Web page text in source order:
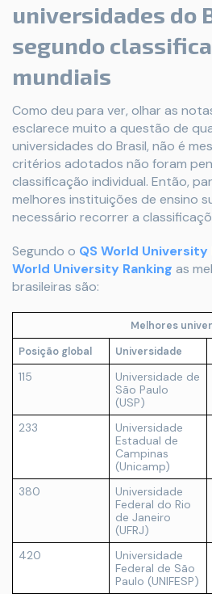
universidades do
segundo
mundiais
Como deu para ver, olhar as
esclarece muito a questão de
universidades do Brasil, não é
critérios adotados não foram
classificação individual. Então,
melhores instituições de ensino
necessário recorrer a
Segundo o QS World University
World University Ranking as
brasileiras são:
Melhores
Posição global
Universidade
115
Universidade de
São Paulo
(USP)
233
Universidade
Estadual de
Campinas
(Unicamp)
380
Universidade
Federal do Rio
de Janeiro
(UFRJ)
420
Universidade
Federal de São
Paulo (UNIFESP)